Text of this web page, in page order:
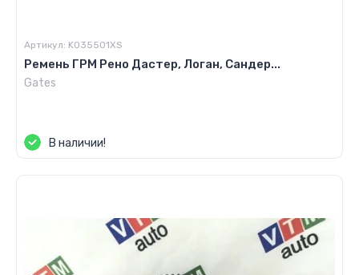
Артикул: K035501XS
Ремень ГРМ Рено Дастер, Логан, Сандер...
Gates
В наличии!